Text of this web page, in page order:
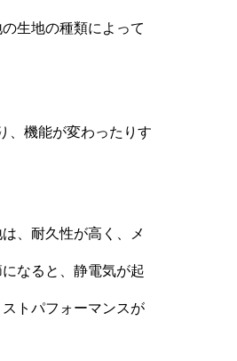
生地の種類によって
、機能が変わったりす
、耐久性が高く、メ
なると、静電気が起
トパフォーマンスが